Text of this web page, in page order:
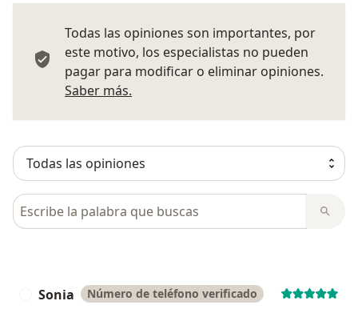
Todas las opiniones son importantes, por
este motivo, los especialistas no pueden
pagar para modificar o eliminar opiniones.
Saber más.
Busca en opiniones
Sonia Número de teléfono verificado